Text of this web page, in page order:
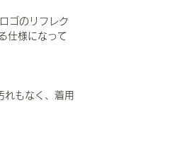
ゴのリフレク
仕様になって
もなく、着用